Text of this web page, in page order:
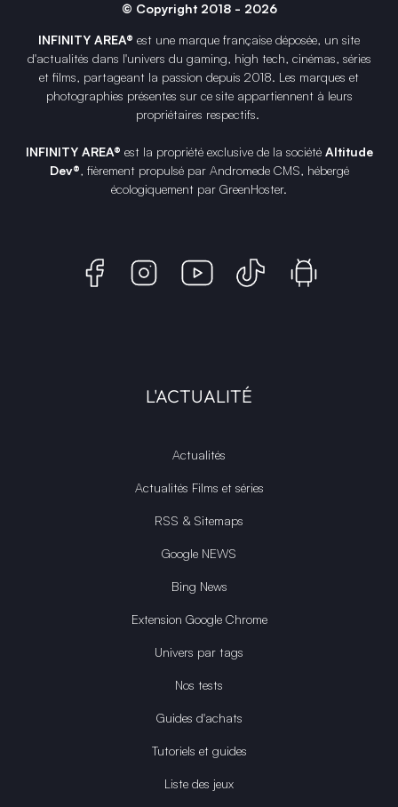
© Copyright 2018 - 2026
INFINITY AREA® est une marque française déposée, un site
d'actualités dans l'univers du gaming, high tech, cinémas, séries
et films, partageant la passion depuis 2018. Les marques et
photographies présentes sur ce site appartiennent à leurs
propriétaires respectifs.
INFINITY AREA® est la propriété exclusive de la société Altitude
Dev®, fièrement propulsé par Andromede CMS, hébergé
écologiquement par GreenHoster.
L'ACTUALITÉ
Actualités
Actualités Films et séries
RSS & Sitemaps
Google NEWS
Bing News
Extension Google Chrome
Univers par tags
Nos tests
Guides d'achats
Tutoriels et guides
Liste des jeux